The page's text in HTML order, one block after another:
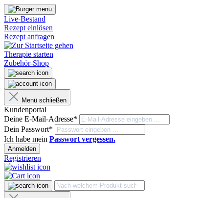
Live-Bestand
Rezept einlösen
Rezept anfragen
Therapie starten
Zubehör-Shop
Menü schließen
Kundenportal
Deine E-Mail-Adresse*
Dein Passwort*
Ich habe mein Passwort vergessen.
Anmelden
Registrieren